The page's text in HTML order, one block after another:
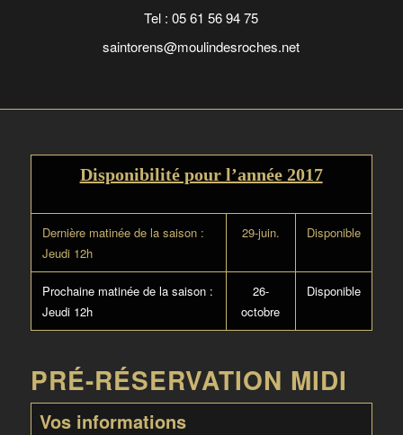
Tel : 05 61 56 94 75
saintorens@moulindesroches.net
Disponibilité pour l’année 2017
Dernière matinée de la saison :
Jeudi 12h
29-juin. Disponible
Prochaine matinée de la saison :
Jeudi 12h
26-
octobre
Disponible
PRÉ-RÉSERVATION MIDI
Vos informations